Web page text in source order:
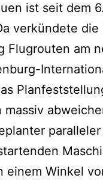
ist seit dem
verkündete die
Flugrouten am
massiv
einem Winkel